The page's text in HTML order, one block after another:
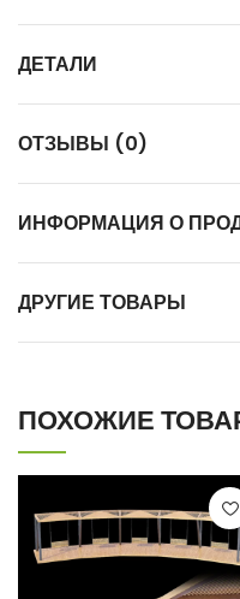
ДЕТАЛИ
ОТЗЫВЫ (0)
ИНФОРМАЦИЯ О
ДРУГИЕ ТОВАРЫ
ПОХОЖИЕ